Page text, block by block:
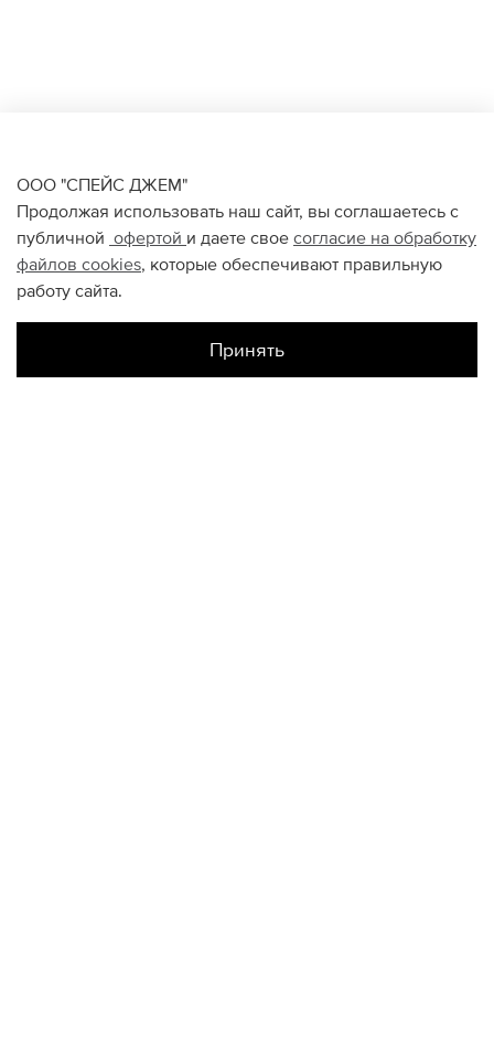
ООО "СПЕЙС ДЖЕМ"
Продолжая использовать наш сайт, вы соглашаетесь с
публичной офертой и даете свое согласие на обработку
файлов cookies, которые обеспечивают правильную
работу сайта.
Принять